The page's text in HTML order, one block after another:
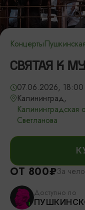
Концерты
СВЯТАЯ К
07.06.2026, 18:00
Калининград,
Светланова
ОТ 800₽За
Доступно по